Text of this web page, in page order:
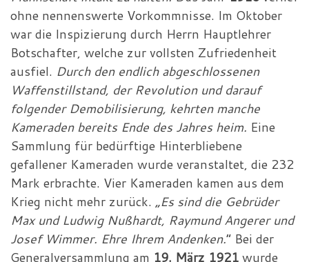
ohne nennenswerte Vorkommnisse. Im Oktober
war die Inspizierung durch Herrn Hauptlehrer
Botschafter, welche zur vollsten Zufriedenheit
ausfiel. Durch den endlich abgeschlossenen
Waffenstillstand, der Revolution und darauf
folgender Demobilisierung, kehrten manche
Kameraden bereits Ende des Jahres heim. Eine
Sammlung für bedürftige Hinterbliebene
gefallener Kameraden wurde veranstaltet, die 232
Mark erbrachte. Vier Kameraden kamen aus dem
Krieg nicht mehr zurück. „Es sind die Gebrüder
Max und Ludwig Nußhardt, Raymund Angerer und
Josef Wimmer. Ehre Ihrem Andenken.“ Bei der
Generalversammlung am 19. März 1921wurde